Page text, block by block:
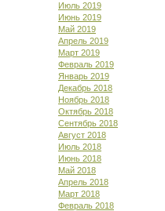
Июль 2019
Июнь 2019
Май 2019
Апрель 2019
Март 2019
Февраль 2019
Январь 2019
Декабрь 2018
Ноябрь 2018
Октябрь 2018
Сентябрь 2018
Август 2018
Июль 2018
Июнь 2018
Май 2018
Апрель 2018
Март 2018
Февраль 2018